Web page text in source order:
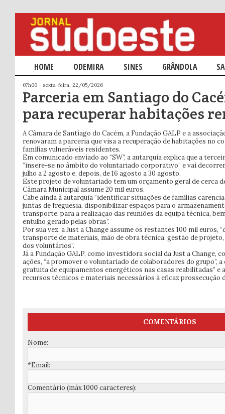
Menu principal
SALTAR PARA O CONTEÚDO PRIMÁRIO
SALTAR PARA O CONTEÚDO SECUNDÁRIO
HOME ODEMIRA SINES GRÂNDOLA
07h00 - sexta-feira, 22/05/2026
Parceria em Santiago do
para recuperar habitações
A Câmara de Santiago do Cacém, a Fundação GALP e a
renovaram a parceria que visa a recuperação de habitações no
famílias vulneráveis residentes.
Em comunicado enviado ao “SW”, a autarquia explica que a
“insere-se no âmbito do voluntariado corporativo” e vai
julho a 2 agosto e, depois, de 16 agosto a 30 agosto.
Este projeto de voluntariado tem um orçamento geral de cerca
Câmara Municipal assume 20 mil euros.
Cabe ainda à autarquia “identificar situações de famílias
juntas de freguesia, disponibilizar espaços para o
transporte, para a realização das reuniões da equipa técnica,
entulho gerado pelas obras”.
Por sua vez, a Just a Change assume os restantes 100 mil euros,
transporte de materiais, mão de obra técnica, gestão de
dos voluntários”.
Já a Fundação GALP, como investidora social da Just a Change,
ações, “a promover o voluntariado de colaboradores do grupo”,
gratuita de equipamentos energéticos nas casas reabilitadas” e
recursos técnicos e materiais necessários à eficaz prossecução
COMENTÁRIOS
Nome:
*Email:
Comentário (máx 1000 caracteres):